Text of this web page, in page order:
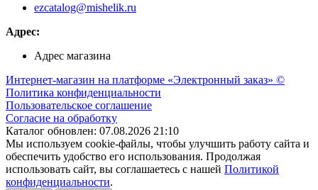
ezcatalog@mishelik.ru
Адрес:
Адрес магазина
Интернет-магазин на платформе «Электронный заказ» ©
Политика конфиденциальности
Пользовательское соглашение
Согласие на обработку
Каталог обновлен: 07.08.2026 21:10
Мы используем cookie-файлы, чтобы улучшить работу сайта и
обеспечить удобство его использования. Продолжая
использовать сайт, вы соглашаетесь с нашей Политикой
конфиденциальности.